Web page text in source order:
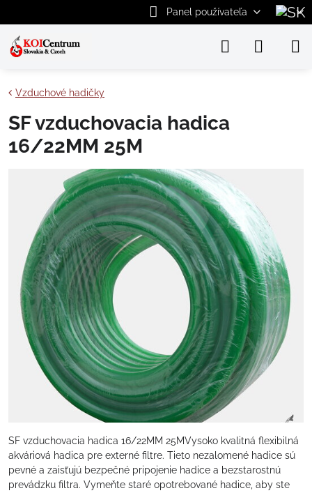
Panel používateľa
Vzduchové hadičky
SF vzduchovacia hadica
16/22MM 25M
SF vzduchovacia hadica 16/22MM 25MVysoko kvalitná flexibilná
akváriová hadica pre externé filtre. Tieto nezalomené hadice sú
pevné a zaisťujú bezpečné pripojenie hadice a bezstarostnú
prevádzku filtra. Vymeňte staré opotrebované hadice, aby ste